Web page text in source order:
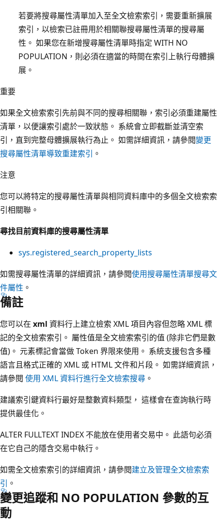
若要將搜尋屬性清單加入至全文檢索索引，需要重新擴展
索引，以檢索已註冊用於相關聯搜尋屬性清單的搜尋屬
性。 如果您在新增搜尋屬性清單時指定 WITH NO
POPULATION，則必須在適當的時間在索引上執行母體擴
展。
重要
如果全文檢索索引先前與不同的搜尋相關聯，索引必須重建屬性
清單，以便讓索引處於一致狀態。 系統會立即截斷並清空索
引，直到完整母體擴展執行為止。 如需詳細資訊，請參閱變更
搜尋屬性清單導致重建索引 。
注意
您可以將特定的搜尋屬性清單與相同資料庫中的多個全文檢索索
引相關聯。
尋找目前資料庫的搜尋屬性清單
sys.registered_search_property_lists
如需搜尋屬性清單的詳細資訊，請參閱使用搜尋屬性清單搜尋文
件屬性 。
備註
您可以在 xml 資料行上建立檢索 XML 項目內容但忽略 XML 標
記的全文檢索索引。 屬性值是全文檢索索引的值 (除非它們是數
值)。 元素標記會當做 Token 界限來使用。 系統支援包含多種
語言且格式正確的 XML 或 HTML 文件和片段。 如需詳細資訊，
請參閱 使用 XML 資料行進行全文檢索搜尋 。
建議索引鍵資料行最好是整數資料類型， 這樣會在查詢執行時
提供最佳化。
ALTER FULLTEXT INDEX 不能放在使用者交易中。 此語句必須
在它自己的隱含交易中執行。
如需全文檢索索引的詳細資訊，請參閱建立及管理全文檢索索
引 。
變更追蹤和 NO POPULATION 參數的互
動